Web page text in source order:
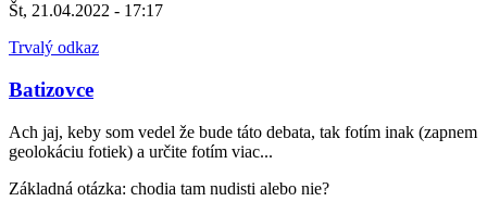
Št, 21.04.2022 - 17:17
Trvalý odkaz
Batizovce
Ach jaj, keby som vedel že bude táto debata, tak fotím inak (zapnem
geolokáciu fotiek) a určite fotím viac...
Základná otázka: chodia tam nudisti alebo nie?